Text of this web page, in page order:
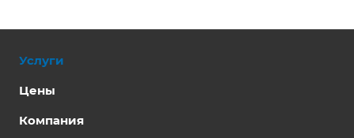
Услуги
Цены
Компания